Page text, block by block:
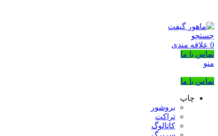
جستجو
0 علاقه مندی
تماس با ما
منو
تماس با ما
چاپ
بروشور
تراکت
کاتالوگ